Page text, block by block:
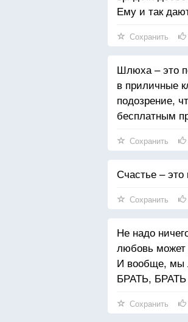
Ему и так
Сохранить
Шлюха – это
в приличные
подозрение,
бесплатным
Сохранить
Счастье –
Сохранить
Не надо
любовь может
И вообще, мы
БРАТЬ, БРАТЬ
Сохранить